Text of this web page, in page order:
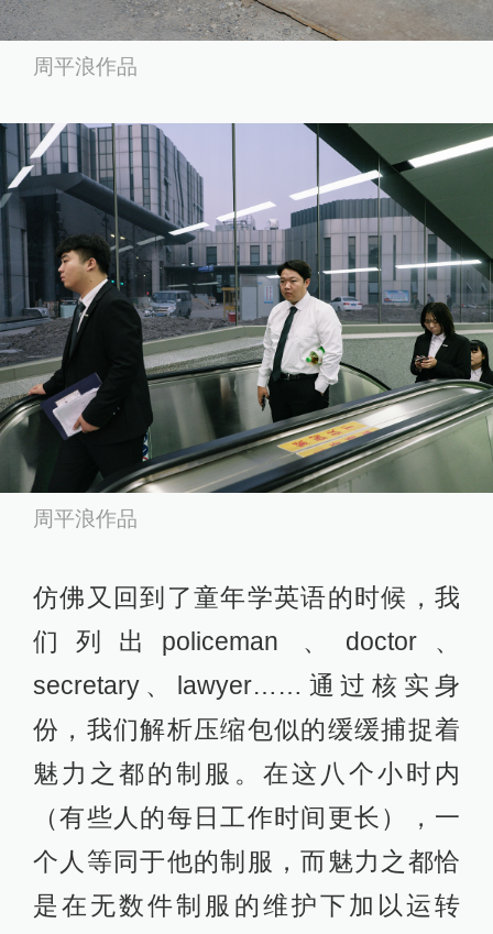
周平浪作品
周平浪作品
仿佛又回到了童年学英语的时候，我
们列出policeman 、doctor、
secretary、lawyer……通过核实身
份，我们解析压缩包似的缓缓捕捉着
魅力之都的制服。在这八个小时内
（有些人的每日工作时间更长），一
个人等同于他的制服，而魅力之都恰
是在无数件制服的维护下加以运转